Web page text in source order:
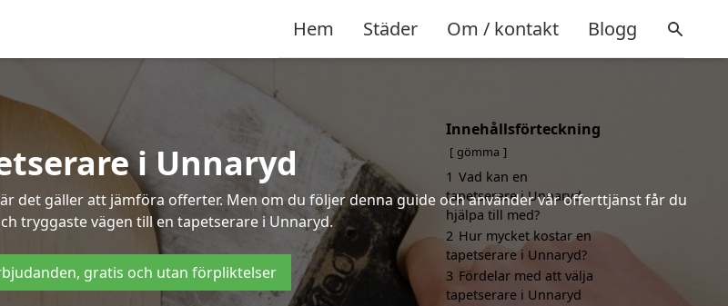
Hem Städer Om / kontakt Blogg
i Unnaryd
det gäller att jämföra offerter. Men om du följer denna guide och använder vår offerttjänst får du
tryggaste vägen till en tapetserare i Unnaryd.
gratis och utan förpliktelser
Innehållsförteckning
gömma
1 Vad kan en
tapetserare i Unnaryd
hjälpa till med?
2 Hur mycket kostar en
tapetserare i Unnaryd?
3 Fördelar med att välja
tapetserare i Unnaryd